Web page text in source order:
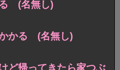
る (名無し)
かる (名無し)
ど帰ってきたら家つぶ